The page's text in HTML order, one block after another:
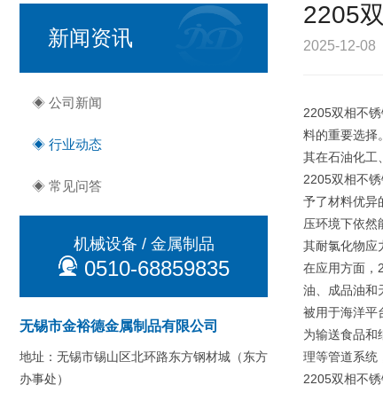
新闻资讯
◈ 公司新闻
◈ 行业动态
◈ 常见问答
机械设备 / 金属制品
0510-68859835
无锡市金裕德金属制品有限公司
地址：无锡市锡山区北环路东方钢材城（东方
办事处）
2205
2025-12-08
2205双相不
料的重要选择
其在石油化工
2205双相不
予了材料优异
压环境下依然
其耐氯化物应
在应用方面，
油、成品油和
被用于海洋平
为输送食品和
理等管道系统
2205双相不